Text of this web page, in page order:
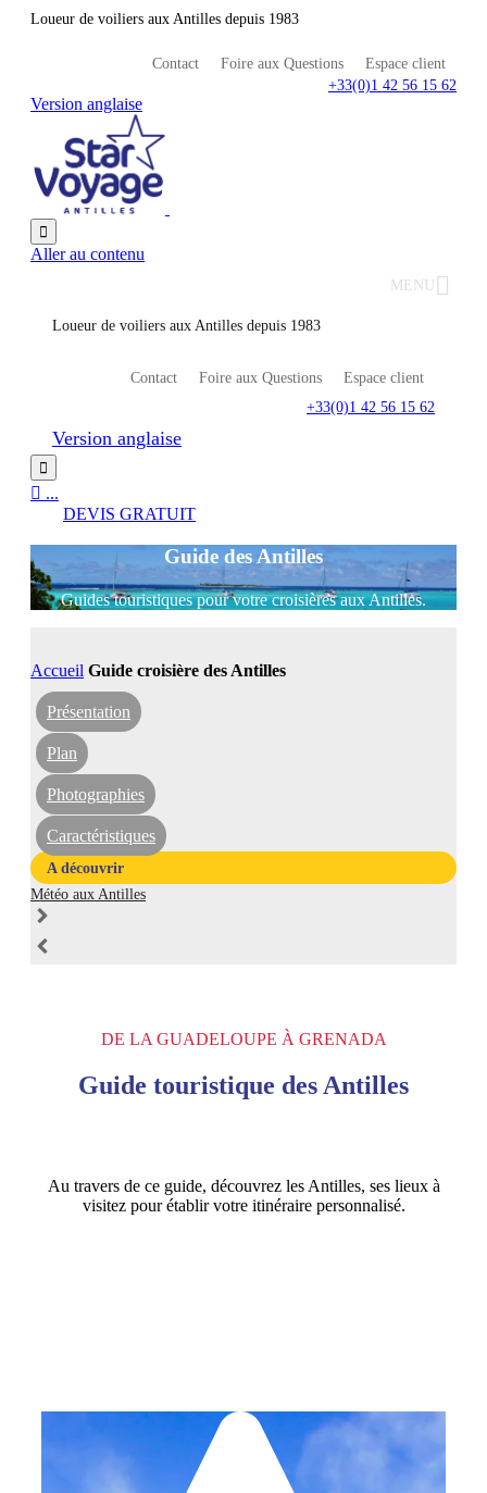
Loueur de voiliers aux Antilles depuis 1983
Contact Foire aux Questions
Espace client
+33(0)1 42 56 15 62
Version anglaise

Aller au contenu
MENU
Loueur de voiliers aux Antilles depuis 1983
Contact Foire aux Questions
Espace client
+33(0)1 42 56 15 62
Version anglaise

 ...
DEVIS GRATUIT
Guide des Antilles
Guides touristiques pour votre croisières aux Antilles.
Accueil Guide croisière des Antilles
Présentation
Plan
Photographies
Caractéristiques
A découvrir
Météo aux Antilles
DE LA GUADELOUPE À GRENADA
Guide touristique des Antilles
Au travers de ce guide, découvrez les Antilles, ses lieux à
visitez pour établir votre itinéraire personnalisé.